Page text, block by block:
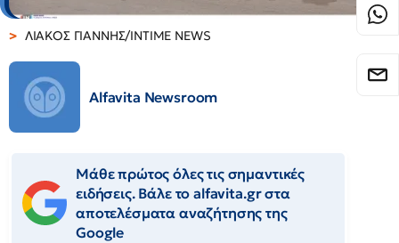
ΛΙΑΚΟΣ ΓΙΑΝΝΗΣ/INTIME NEWS
Alfavita Newsroom
Μάθε πρώτος όλες τις σημαντικές
ειδήσεις. Βάλε το alfavita.gr στα
αποτελέσματα αναζήτησης της
Google